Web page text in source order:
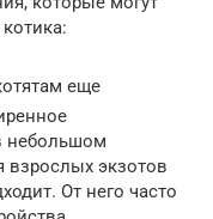
еще
небольшом
взрослых экзотов
От него часто